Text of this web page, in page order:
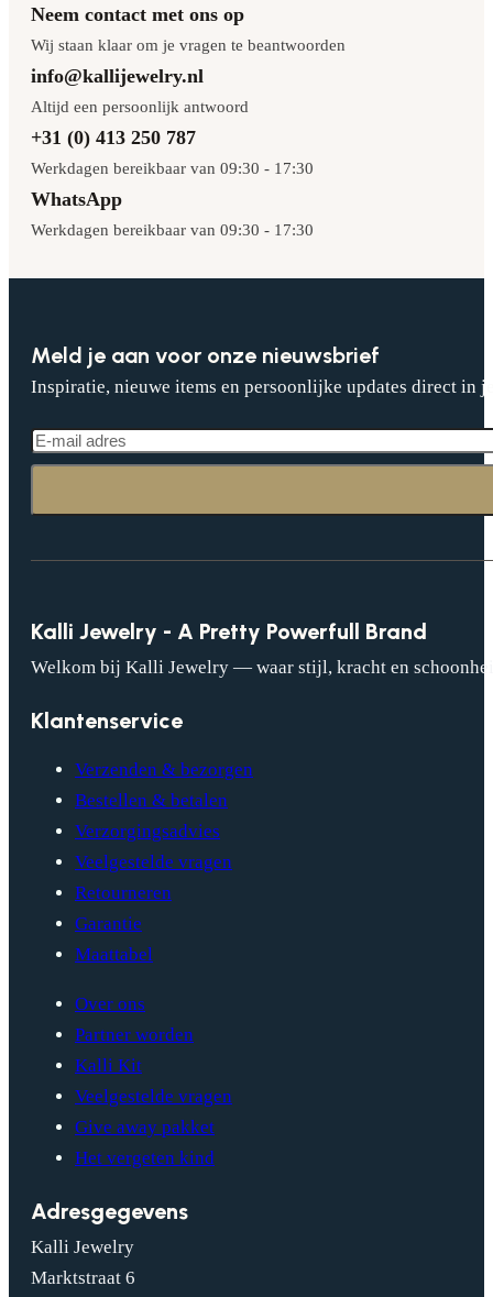
Neem contact met ons op
Wij staan klaar om je vragen te beantwoorden
info@kallijewelry.nl
Altijd een persoonlijk antwoord
+31 (0) 413 250 787
Werkdagen bereikbaar van 09:30 - 17:30
WhatsApp
Werkdagen bereikbaar van 09:30 - 17:30
Meld je aan voor onze nieuwsbrief
Inspiratie, nieuwe items en persoonlijke updates direct in
Kalli Jewelry - A Pretty Powerfull Brand
Welkom bij Kalli Jewelry — waar stijl, kracht en
Klantenservice
Verzenden & bezorgen
Bestellen & betalen
Verzorgingsadvies
Veelgestelde vragen
Retourneren
Garantie
Maattabel
Over ons
Partner worden
Kalli Kit
Veelgestelde vragen
Give away pakket
Het vergeten kind
Adresgegevens
Kalli Jewelry
Marktstraat 6